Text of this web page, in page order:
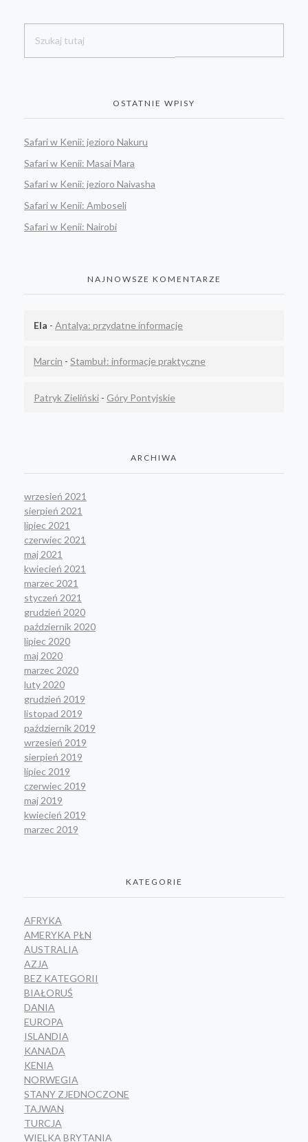
OSTATNIE WPISY
Safari w Kenii: jezioro Nakuru
Safari w Kenii: Masai Mara
Safari w Kenii: jezioro Naivasha
Safari w Kenii: Amboseli
Safari w Kenii: Nairobi
NAJNOWSZE KOMENTARZE
Ela - Antalya: przydatne informacje
Marcin - Stambuł: informacje praktyczne
Patryk Zieliński - Góry Pontyjskie
ARCHIWA
wrzesień 2021
sierpień 2021
lipiec 2021
czerwiec 2021
maj 2021
kwiecień 2021
marzec 2021
styczeń 2021
grudzień 2020
październik 2020
lipiec 2020
maj 2020
marzec 2020
luty 2020
grudzień 2019
listopad 2019
październik 2019
wrzesień 2019
sierpień 2019
lipiec 2019
czerwiec 2019
maj 2019
kwiecień 2019
marzec 2019
KATEGORIE
AFRYKA
AMERYKA PŁN
AUSTRALIA
AZJA
BEZ KATEGORII
BIAŁORUŚ
DANIA
EUROPA
ISLANDIA
KANADA
KENIA
NORWEGIA
STANY ZJEDNOCZONE
TAJWAN
TURCJA
WIELKA BRYTANIA